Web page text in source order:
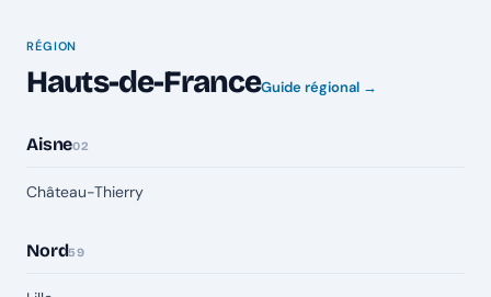
RÉGION
Hauts-de-FranceGuide régional →
Aisne02
Château-Thierry
Nord59